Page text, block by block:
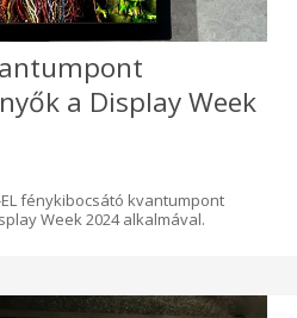
a Display Week
EL fénykibocsátó kvantumpont
Week 2024 alkalmával.